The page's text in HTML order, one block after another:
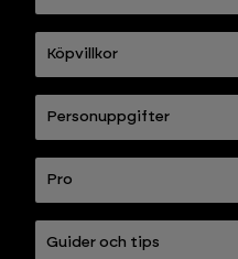
Köpvillkor
Personuppgifter
Pro
Guider och tips